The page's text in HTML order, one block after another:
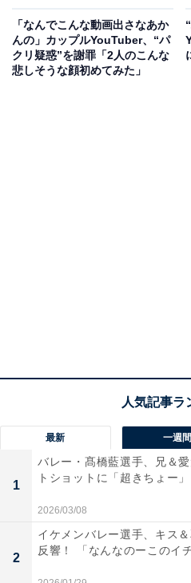
「なんでこんな動画出さなあか
んの」カップルYouTuber、“パ
クリ疑惑”を謝罪「2人のこんな
悲しそうな顔初めてみた」
最新 一週間
1
バレー・髙橋藍選手、兄＆
トショットに「超きちょー
2026/03/08
2
イケメンバレー選手、キス
反響！ 「なんなのーこのイ